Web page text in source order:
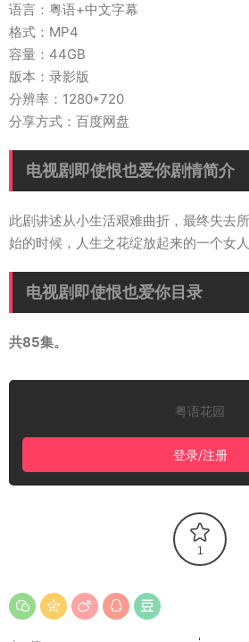
语言：粤语+中文字幕
格式：MP4
容量：44GB
版本：录影版
分辨率：1280*720
分享方式：百度网盘
电视剧即使恨也爱你剧情简介
此剧讲述从小生活艰难曲折，最终失去
始的时候，人生之花绽放起来的一个女人
电视剧即使恨也爱你目录
共85集。
粤语花园
登录/注册
1